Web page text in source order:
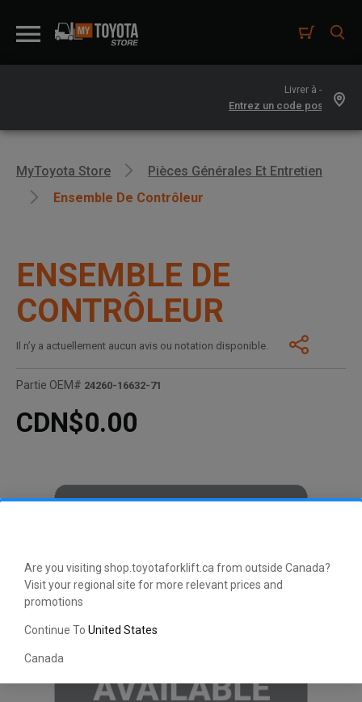
Are you visiting shop.toyotaforklift.ca from outside Canada?
Visit your regional site for more relevant prices and
promotions
Continue To United States
Canada
Livrer à -
MyToyota Store
Pièces Générales Et Entretien
Ensemble De Contrôleur
ENSEMBLE DE
CONTRÔLEUR
Il n’y a actuellement aucun avis ou notation disponible.
Partie OEM# 24260-16632-71
CDN$0.00